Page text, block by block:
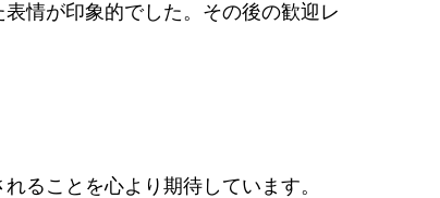
情が印象的でした。その後の歓迎レ
ることを心より期待しています。